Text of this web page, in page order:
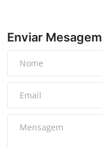
Economia
Política
Geral
Enviar Mesagem